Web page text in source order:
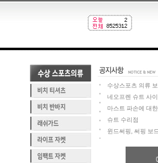
수상스포츠 의류
네오프렌 슈트 사
마스트 파손에 대
슈트 수리점
윈드써핑, 써핑 보